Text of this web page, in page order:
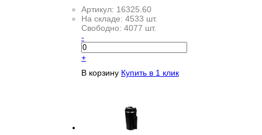
Артикул: 16325.60
На складе: 4533 шт.
Свободно: 4077 шт.
-
+
В корзину Купить в 1 клик